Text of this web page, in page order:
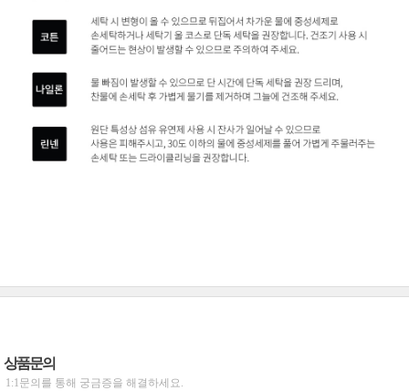
상품문의
1:1문의를 통해 궁금증을 해결하세요.